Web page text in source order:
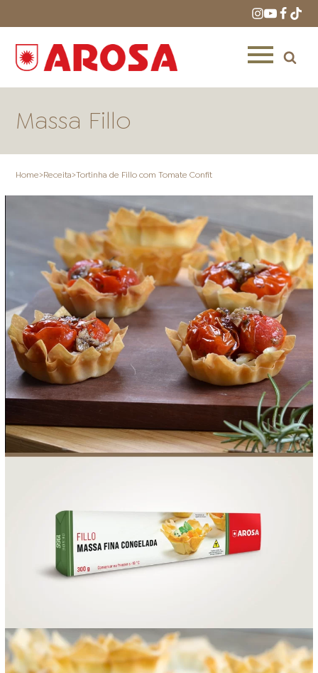
ONDE COMPRAR LOJAS AROSA
DISTRIBUIDORES E
REPRESENTANTES
AGENDA DE CURSOS
INVERNO SAC ACESSO PARA PARCEIROS
Massa Fillo
Home>Receita>Tortinha de Fillo com Tomate Confit